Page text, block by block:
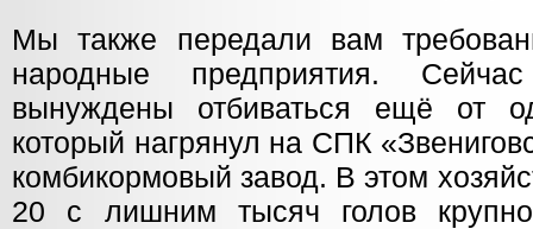
Мы также передали вам
народные предприятия.
вынуждены отбиваться ещё от
который нагрянул на СПК
комбикормовый завод. В этом
20 с лишним тысяч голов